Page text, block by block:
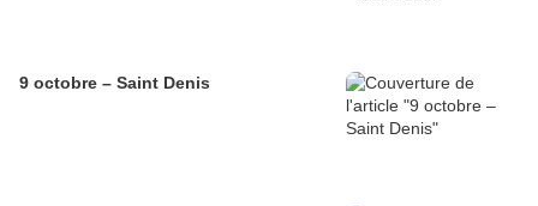
9 octobre – Saint Denis